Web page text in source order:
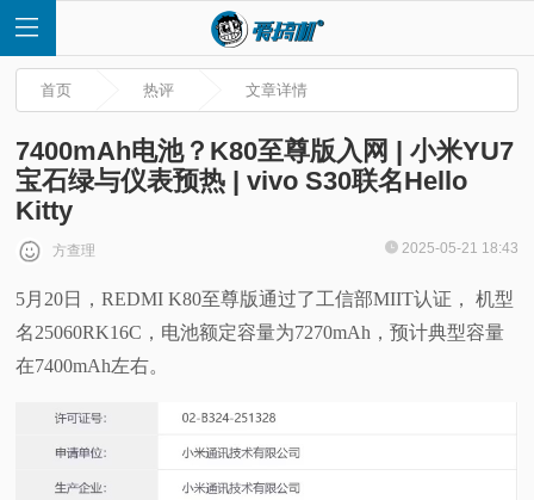
首
快
首页 热评 文章详情
7400mAh电池？K80至尊版入网 | 小米YU7
宝石绿与仪表预热 | vivo S30联名Hello
Kitty
方查理 2025-05-21 18:43
5月20日，REDMI K80至尊版通过了工信部MIIT认证， 机型
名25060RK16C，电池额定容量为7270mAh，预计典型容量
在7400mAh左右。